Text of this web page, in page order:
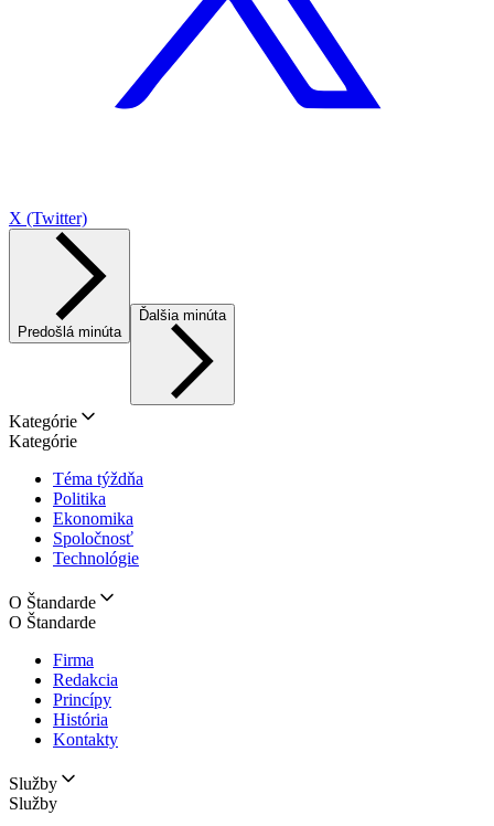
X (Twitter)
Predošlá minúta
Ďalšia minúta
Kategórie
Kategórie
Téma týždňa
Politika
Ekonomika
Spoločnosť
Technológie
O Štandarde
O Štandarde
Firma
Redakcia
Princípy
História
Kontakty
Služby
Služby